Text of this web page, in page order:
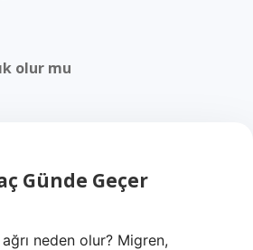
olur mu
Günde Geçer
neden olur? Migren,